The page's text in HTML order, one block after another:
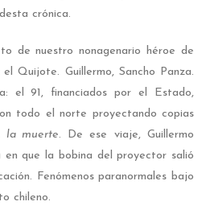
crónica.
de nuestro nonagenario héroe de
Quijote. Guillermo, Sancho Panza.
el 91, financiados por el Estado,
todo el norte proyectando copias
la muerte. De ese viaje, Guillermo
que la bobina del proyector salió
Fenómenos paranormales bajo
chileno.